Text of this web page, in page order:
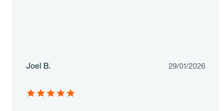
Joel B. 29/01/2026